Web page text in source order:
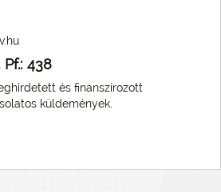
438
és finanszírozott
küldemények.